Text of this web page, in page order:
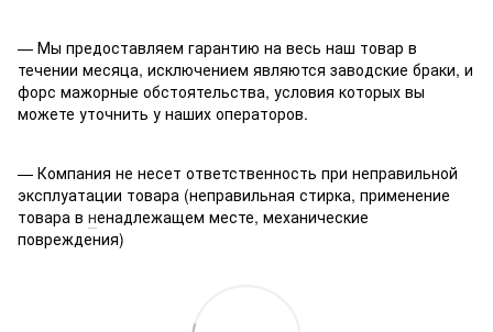
— Мы предоставляем гарантию на весь наш товар в
течении месяца, исключением являются заводские браки, и
форс мажорные обстоятельства, условия которых вы
можете уточнить у наших операторов.
— Компания не несет ответственность при неправильной
эксплуатации товара (неправильная стирка, применение
товара в ненадлежащем месте, механические
повреждения)